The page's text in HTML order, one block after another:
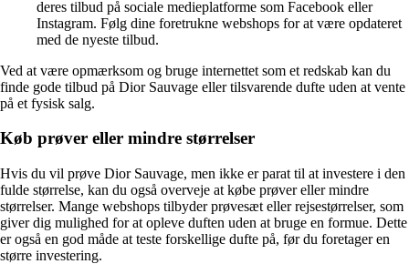
deres tilbud på sociale medieplatforme som Facebook eller
Instagram. Følg dine foretrukne webshops for at være opdateret
med de nyeste tilbud.
Ved at være opmærksom og bruge internettet som et redskab kan du
finde gode tilbud på Dior Sauvage eller tilsvarende dufte uden at vente
på et fysisk salg.
Køb prøver eller mindre størrelser
Hvis du vil prøve Dior Sauvage, men ikke er parat til at investere i den
fulde størrelse, kan du også overveje at købe prøver eller mindre
størrelser. Mange webshops tilbyder prøvesæt eller rejsestørrelser, som
giver dig mulighed for at opleve duften uden at bruge en formue. Dette
er også en god måde at teste forskellige dufte på, før du foretager en
større investering.